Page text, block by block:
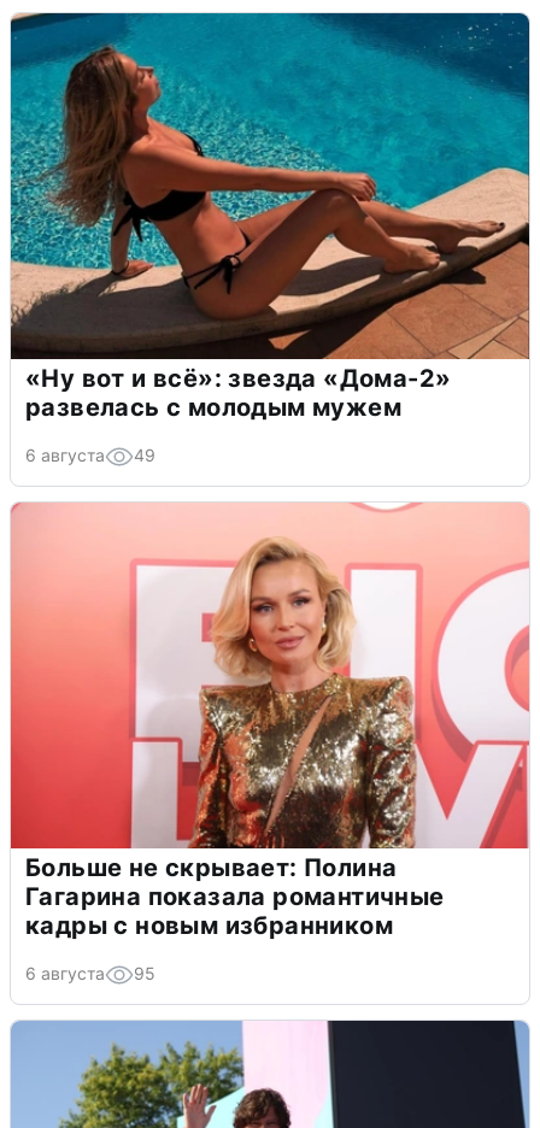
«Ну вот и всё»: звезда «Дома-2»
развелась с молодым мужем
6 августа 49
Больше не скрывает: Полина
Гагарина показала романтичные
кадры с новым избранником
6 августа 95